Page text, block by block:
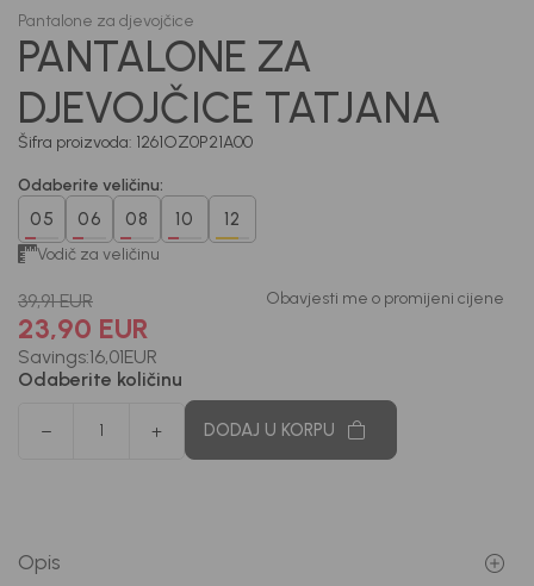
Pantalone za djevojčice
PANTALONE ZA
DJEVOJČICE TATJANA
Šifra proizvoda: 1261OZ0P21A00
Odaberite veličinu:
05 06 08 10 12
Vodič za veličinu
39,91 EUR
23,90 EUR
Savings:16,01EUR
Obavjesti me o promijeni cijene
Odaberite količinu
DODAJ U KORPU
Opis